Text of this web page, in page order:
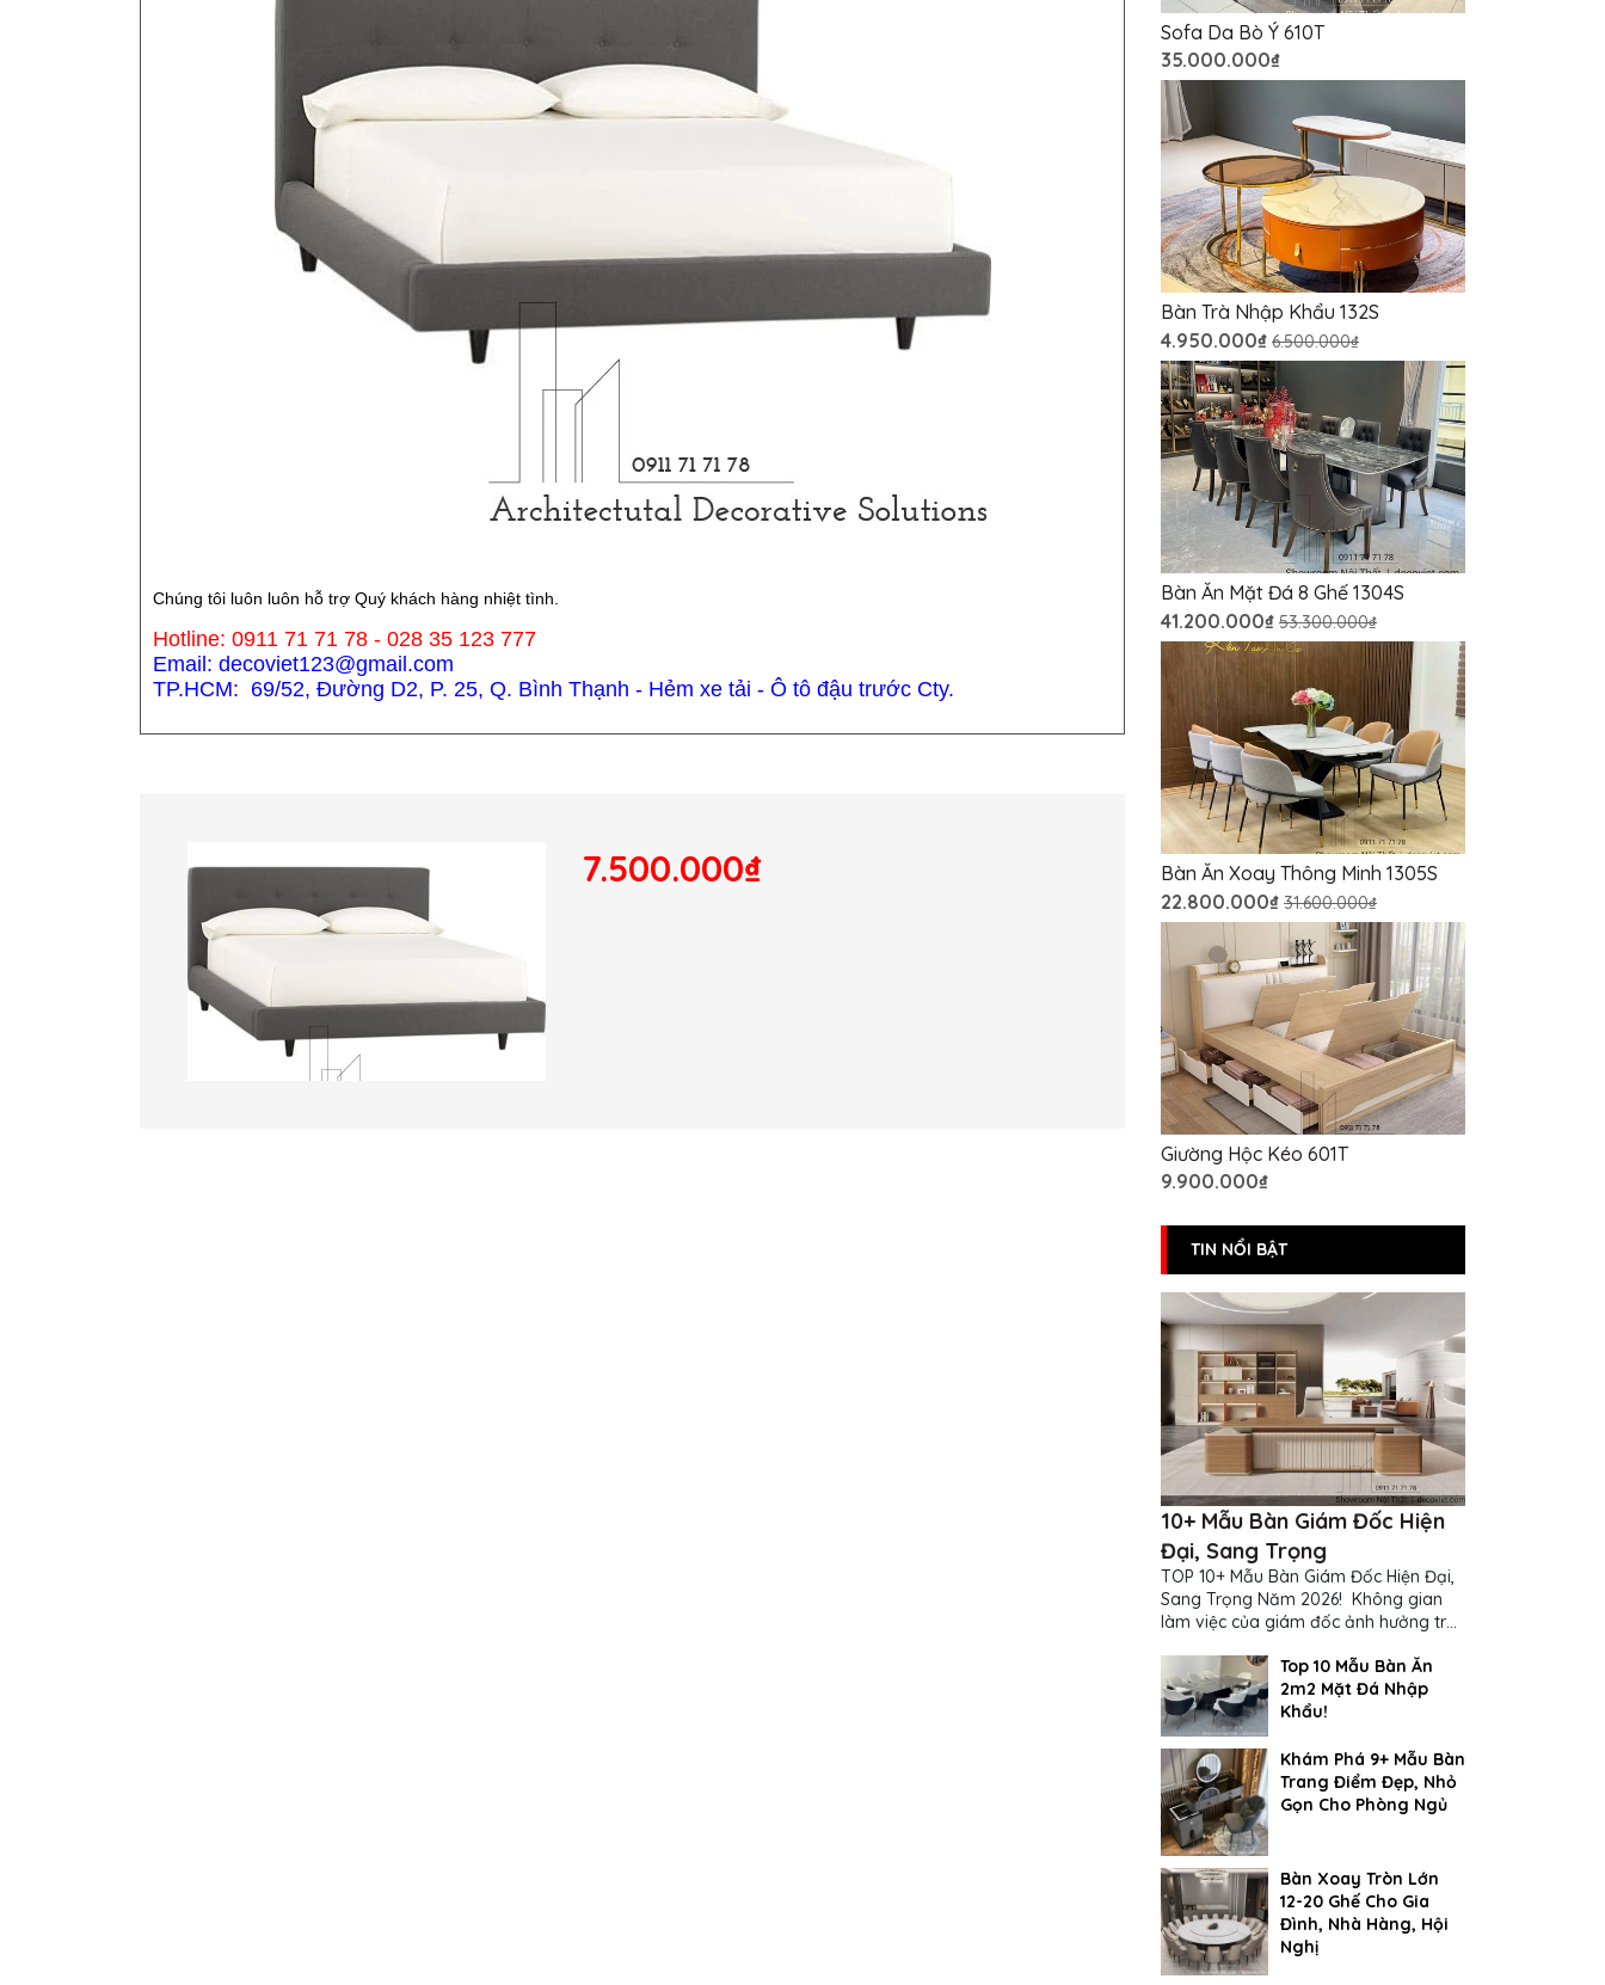
Chúng tôi luôn luôn hỗ trợ Quý khách hàng nhiệt tình.
Hotline: 0911 71 71 78 - 028 35 123 777
Email: decoviet123@gmail.com
TP.HCM: 69/52, Đường D2, P. 25, Q. Bình Thạnh - Hẻm xe tải - Ô tô đậu trước Cty.
7.500.000₫
Sofa Da Bò Ý 610T
35.000.000₫
Bàn Trà Nhập Khẩu 132S
4.950.000₫ 6.500.000₫
Bàn Ăn Mặt Đá 8 Ghế 1304S
41.200.000₫ 53.300.000₫
Bàn Ăn Xoay Thông Minh 1305S
22.800.000₫ 31.600.000₫
Giường Hộc Kéo 601T
9.900.000₫
TIN NỔI BẬT
10+ Mẫu Bàn Giám Đốc Hiện
Đại, Sang Trọng
TOP 10+ Mẫu Bàn Giám Đốc Hiện Đại,
Sang Trọng Năm 2026! Không gian
làm việc của giám đốc ảnh hưởng trực
Top 10 Mẫu Bàn Ăn
2m2 Mặt Đá Nhập
Khẩu!
Khám Phá 9+ Mẫu Bàn
Trang Điểm Đẹp, Nhỏ
Gọn Cho Phòng Ngủ
Bàn Xoay Tròn Lớn
12-20 Ghế Cho Gia
Đình, Nhà Hàng, Hội
Nghị